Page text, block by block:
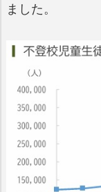
ました。